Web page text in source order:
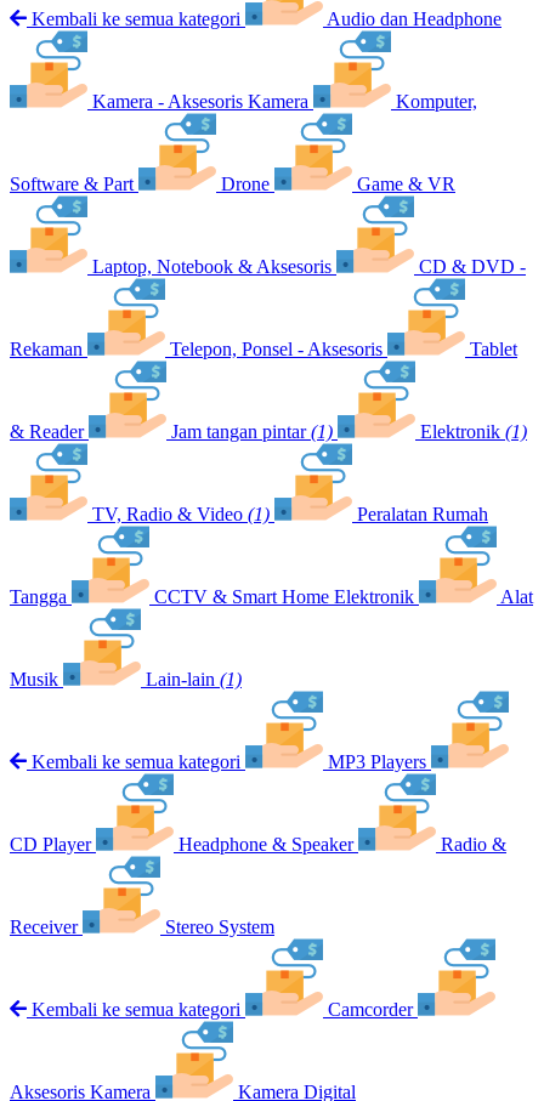
Kembali ke semua kategori Audio dan Headphone
Kamera - Aksesoris Kamera Komputer,
Software & Part Drone Game & VR
Laptop, Notebook & Aksesoris CD & DVD -
Rekaman Telepon, Ponsel - Aksesoris Tablet
& Reader Jam tangan pintar (1) Elektronik (1)
TV, Radio & Video (1) Peralatan Rumah
Tangga CCTV & Smart Home Elektronik Alat
Musik Lain-lain (1)
Kembali ke semua kategori MP3 Players
CD Player Headphone & Speaker Radio &
Receiver Stereo System
Kembali ke semua kategori Camcorder
Aksesoris Kamera Kamera Digital